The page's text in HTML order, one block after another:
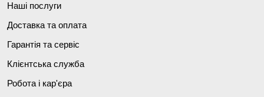
Наші послуги
Доставка та оплата
Гарантія та сервіс
Клієнтська служба
Робота і кар'єра